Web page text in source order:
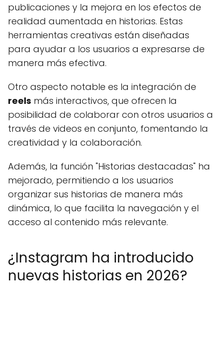
publicaciones y la mejora en los efectos de
realidad aumentada en historias. Estas
herramientas creativas están diseñadas
para ayudar a los usuarios a expresarse de
manera más efectiva.
Otro aspecto notable es la integración de
reels más interactivos, que ofrecen la
posibilidad de colaborar con otros usuarios a
través de videos en conjunto, fomentando la
creatividad y la colaboración.
Además, la función "Historias destacadas" ha
mejorado, permitiendo a los usuarios
organizar sus historias de manera más
dinámica, lo que facilita la navegación y el
acceso al contenido más relevante.
¿Instagram ha introducido
nuevas historias en 2026?